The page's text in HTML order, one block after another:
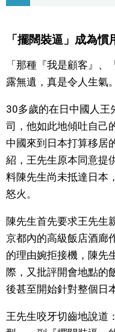
科學技術
運動
娛樂
教育
工作勞動
家庭
「擺闊裝逼」成為慣
「那種『我是顧客』
露無遺，真是令人生氣
30多歲的在日中國人王
司，他如此地傾吐自己
中國來到日本打算移居
紹，王先生原本同意提
料陳先生尚未抵達日本
怒火。
陳先生首先要求王先生
京都內的高級飯店酒廊
的理由婉拒接機，陳先
際，又批評開會地點的
後甚至開始針對整個日
王先生咬牙切齒地說道